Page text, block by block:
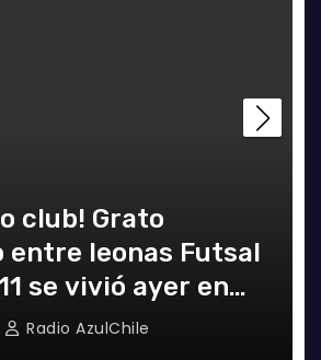
club! Grato
entre leonas Futsal
se vivió ayer en
Radio AzulChile